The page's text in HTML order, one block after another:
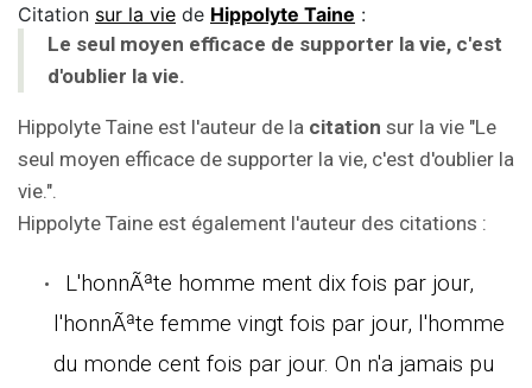
Citation sur la vie de Hippolyte Taine :
Le seul moyen efficace de supporter la vie, c'est
d'oublier la vie.
Hippolyte Taine est l'auteur de la citation sur la vie "Le
seul moyen efficace de supporter la vie, c'est d'oublier la
vie.".
Hippolyte Taine est également l'auteur des citations :
L'honnÃªte homme ment dix fois par jour,
l'honnÃªte femme vingt fois par jour, l'homme
du monde cent fois par jour. On n'a jamais pu